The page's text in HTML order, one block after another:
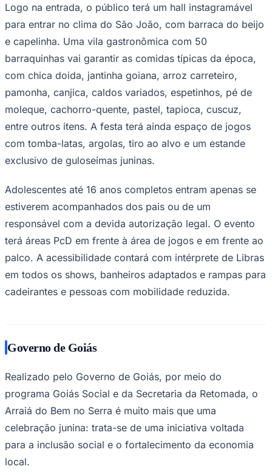
Atletismo
Vôlei
Competições de Futebol
Brasileirão Série A
Paulistão
Copa do Brasil
Libertadores
Sul-Americana
Copa América
Champions League
Premier League
Bundesliga
Mundial 2026
Logo na entrada, o público terá um hall instagramável
para entrar no clima do São João, com barraca do beijo
e capelinha. Uma vila gastronômica com 50
barraquinhas vai garantir as comidas típicas da época,
com chica doida, jantinha goiana, arroz carreteiro,
pamonha, canjica, caldos variados, espetinhos, pé de
moleque, cachorro-quente, pastel, tapioca, cuscuz,
entre outros itens. A festa terá ainda espaço de jogos
com tomba-latas, argolas, tiro ao alvo e um estande
exclusivo de guloseimas juninas.
Adolescentes até 16 anos completos entram apenas se
estiverem acompanhados dos pais ou de um
responsável com a devida autorização legal. O evento
terá áreas PcD em frente à área de jogos e em frente ao
palco. A acessibilidade contará com intérprete de Libras
em todos os shows, banheiros adaptados e rampas para
cadeirantes e pessoas com mobilidade reduzida.
Governo de Goiás
Realizado pelo Governo de Goiás, por meio do
programa Goiás Social e da Secretaria da Retomada, o
Arraiá do Bem no Serra é muito mais que uma
celebração junina: trata-se de uma iniciativa voltada
para a inclusão social e o fortalecimento da economia
local.